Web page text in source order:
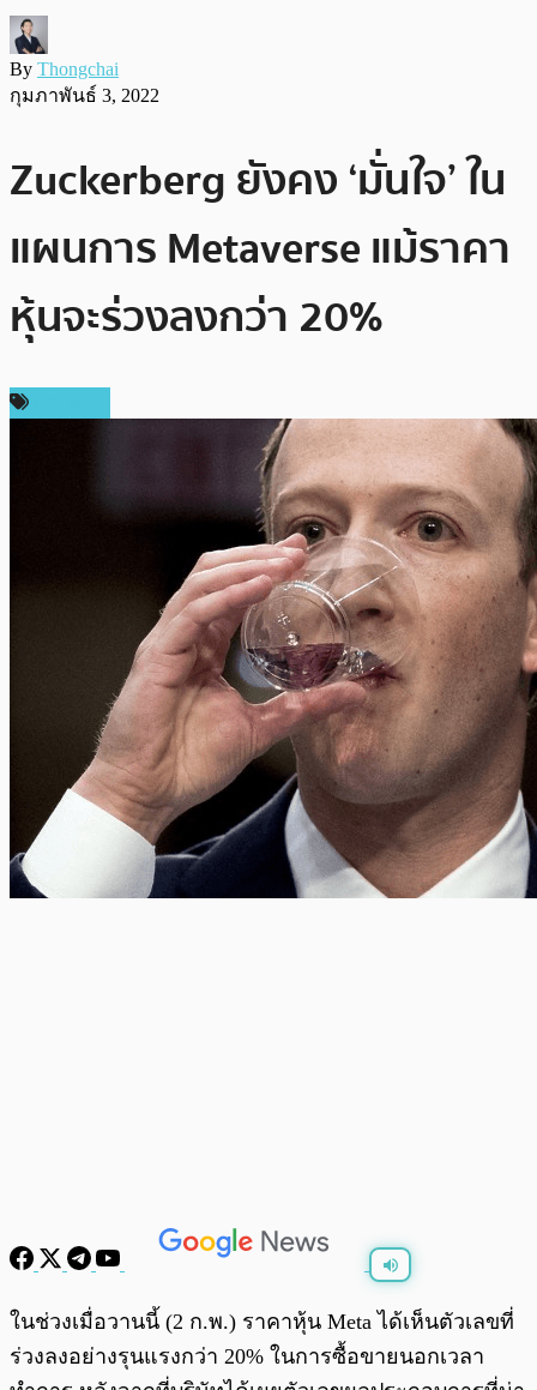
By Thongchai
กุมภาพันธ์ 3, 2022
Zuckerberg ยังคง ‘มั่นใจ’ ใน
แผนการ Metaverse แม้ราคา
หุ้นจะร่วงลงกว่า 20%
พร้อมเล่น 0:00 /
ในช่วงเมื่อวานนี้ (2 ก.พ.) ราคาหุ้น Meta ได้เห็นตัวเลขที่
ร่วงลงอย่างรุนแรงกว่า 20% ในการซื้อขายนอกเวลา